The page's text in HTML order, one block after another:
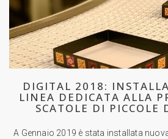
DIGITAL 2018:
LINEA DEDICATA ALLA
SCATOLE DI PICCOLE
A Gennaio 2019 è stata installata nuova